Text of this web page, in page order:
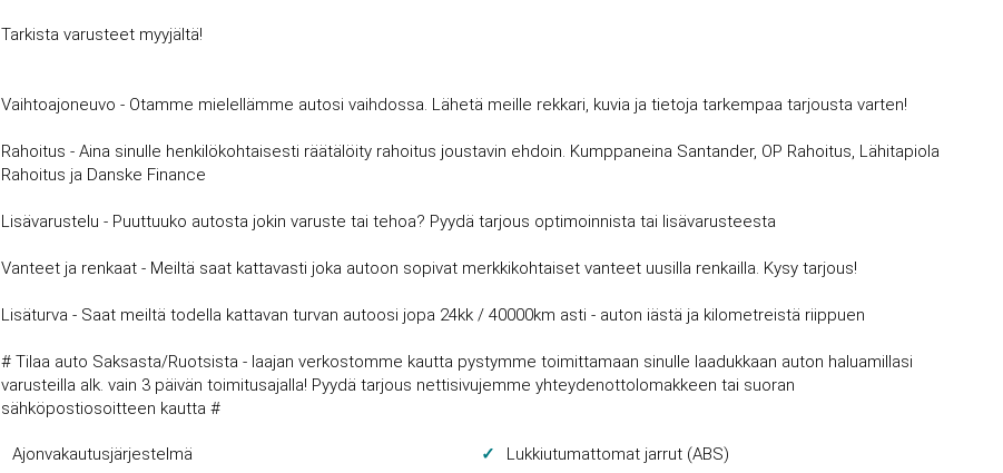
Tarkista varusteet myyjältä!
Vaihtoajoneuvo - Otamme mielellämme autosi vaihdossa. Lähetä meille rekkari, kuvia ja tietoja tarkempaa tarjousta varten!
Rahoitus - Aina sinulle henkilökohtaisesti räätälöity rahoitus joustavin ehdoin. Kumppaneina Santander, OP Rahoitus, Lähitapiola
Rahoitus ja Danske Finance
Lisävarustelu - Puuttuuko autosta jokin varuste tai tehoa? Pyydä tarjous optimoinnista tai lisävarusteesta
Vanteet ja renkaat - Meiltä saat kattavasti joka autoon sopivat merkkikohtaiset vanteet uusilla renkailla. Kysy tarjous!
Lisäturva - Saat meiltä todella kattavan turvan autoosi jopa 24kk / 40000km asti - auton iästä ja kilometreistä riippuen
# Tilaa auto Saksasta/Ruotsista - laajan verkostomme kautta pystymme toimittamaan sinulle laadukkaan auton haluamillasi
varusteilla alk. vain 3 päivän toimitusajalla! Pyydä tarjous nettisivujemme yhteydenottolomakkeen tai suoran
sähköpostiosoitteen kautta #
Ajonvakautusjärjestelmä
Lukkiutumattomat jarrut (ABS)